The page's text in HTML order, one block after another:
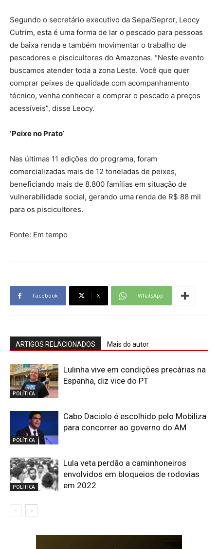
Segundo o secretário executivo da Sepa/Sepror, Leocy
Cutrim, esta é uma forma de lar o pescado para pessoas
de baixa renda e também movimentar o trabalho de
pescadores e piscicultores do Amazonas. “Neste evento
buscamos atender toda a zona Leste. Você que quer
comprar peixes de qualidade com acompanhamento
técnico, venha conhecer e comprar o pescado a preços
acessíveis”, disse Leocy.
‘Peixe no Prato’
Nas últimas 11 edições do programa, foram
comercializadas mais de 12 toneladas de peixes,
beneficiando mais de 8.800 famílias em situação de
vulnerabilidade social, gerando uma renda de R$ 88 mil
para os piscicultores.
Fonte: Em tempo
Facebook X WhatsApp
ARTIGOS RELACIONADOS Mais do autor
POLÍTICA
Lulinha vive em condições precárias na
Espanha, diz vice do PT
POLÍTICA
Cabo Daciolo é escolhido pelo Mobiliza
para concorrer ao governo do AM
POLÍTICA
Lula veta perdão a caminhoneiros
envolvidos em bloqueios de rodovias
em 2022